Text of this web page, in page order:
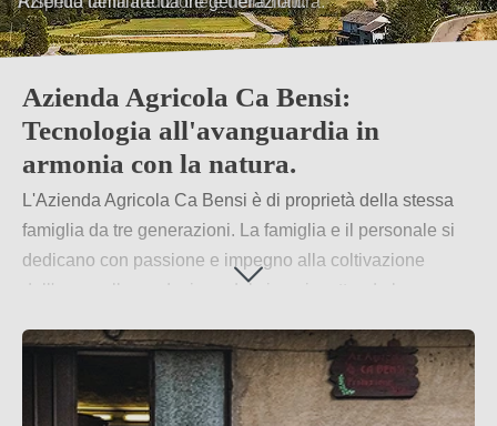
Azienda Agricola Ca Bensi:
Tecnologia all'avanguardia in
armonia con la natura.
L'Azienda Agricola Ca Bensi è di proprietà della stessa
famiglia da tre generazioni. La famiglia e il personale si
dedicano con passione e impegno alla coltivazione
dell'uva e alla produzione del vino, rispettando le
coltivazione. Quando si tratta di vinificazione, convergono
tecnologia moderna, competenza professionale e
attenzione.Per saperne di più→